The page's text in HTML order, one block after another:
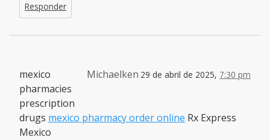
Responder
Michaelken 29 de abril de 2025, 7:30 pm
mexico
pharmacies
prescription
drugs mexico pharmacy order online Rx Express
Mexico